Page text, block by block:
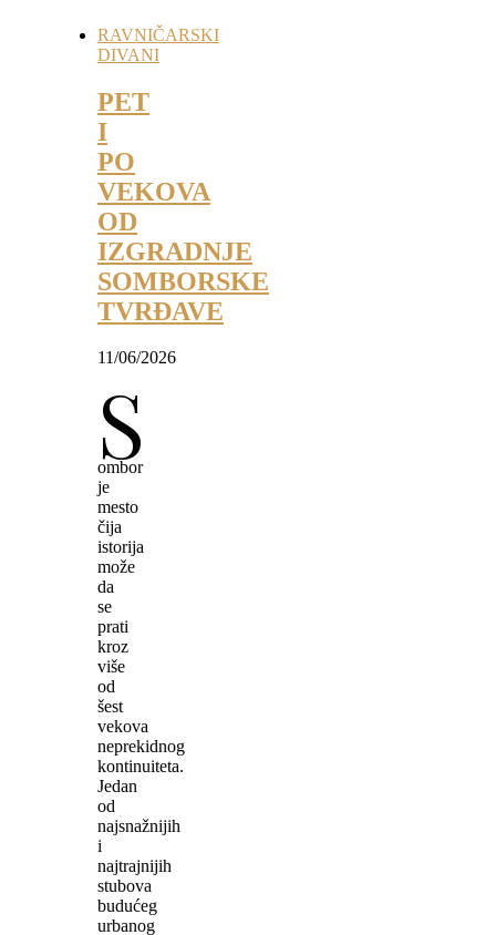
RAVNIČARSKI
DIVANI
PET
I
PO
VEKOVA
OD
IZGRADNJE
SOMBORSKE
TVRĐAVE
11/06/2026
S
ombor
je
mesto
čija
istorija
može
da
se
prati
kroz
više
od
šest
vekova
neprekidnog
kontinuiteta.
Jedan
od
najsnažnijih
i
najtrajnijih
stubova
budućeg
urbanog